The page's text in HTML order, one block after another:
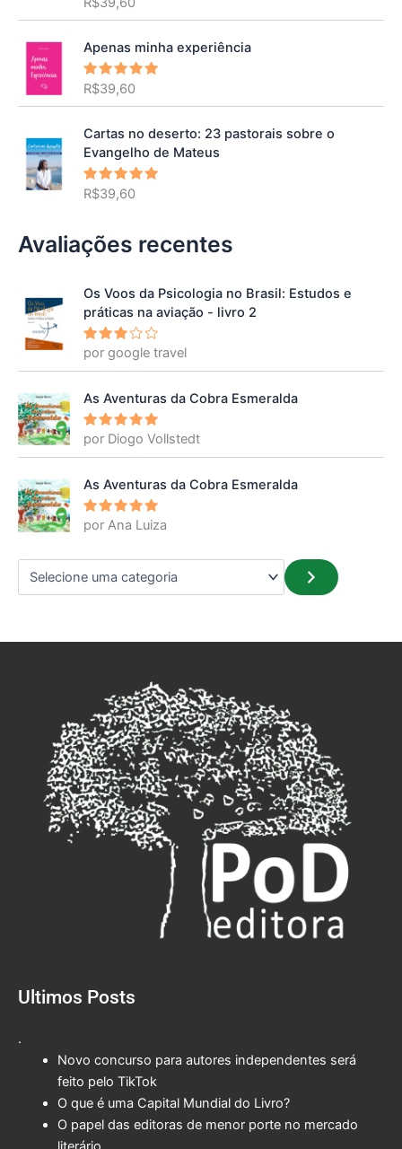
de 5
Apenas minha experiência
Avaliação
de 5
R$39,60
Cartas no deserto: 23 pastorais sobre o
Evangelho de Mateus
Avaliação
de 5
R$39,60
Avaliações recentes
Os Voos da Psicologia no Brasil: Estudos e
práticas na aviação - livro 2
Avalia
ção3
por google travel
As Aventuras da Cobra Esmeralda
Avaliação
5
por Diogo Vollstedt
As Aventuras da Cobra Esmeralda
Avaliação
5
por Ana Luiza
Ultimos Posts
.
Novo concurso para autores independentes será
feito pelo TikTok
O que é uma Capital Mundial do Livro?
O papel das editoras de menor porte no mercado